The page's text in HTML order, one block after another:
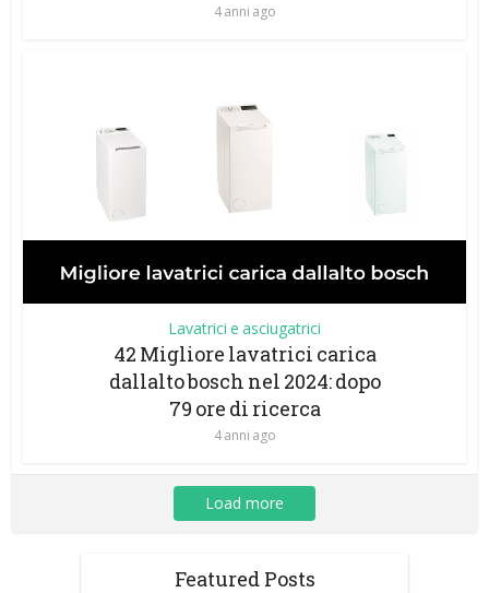
4 anni ago
Lavatrici e asciugatrici
42 Migliore lavatrici carica
dallalto bosch nel 2024: dopo
79 ore di ricerca
4 anni ago
Load more
Featured Posts